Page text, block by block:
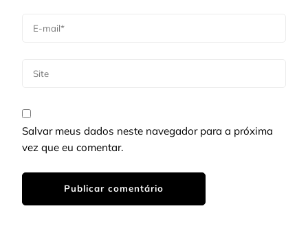
Salvar meus dados neste navegador para a próxima
vez que eu comentar.